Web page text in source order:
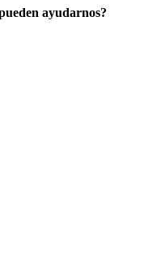
ayudarnos?